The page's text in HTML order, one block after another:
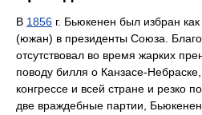
В 1856 г. Бьюкенен был избран
(южан) в президенты Союза.
отсутствовал во время жарких
поводу билля о Канзасе-
конгрессе и всей стране и резко
две враждебные партии,